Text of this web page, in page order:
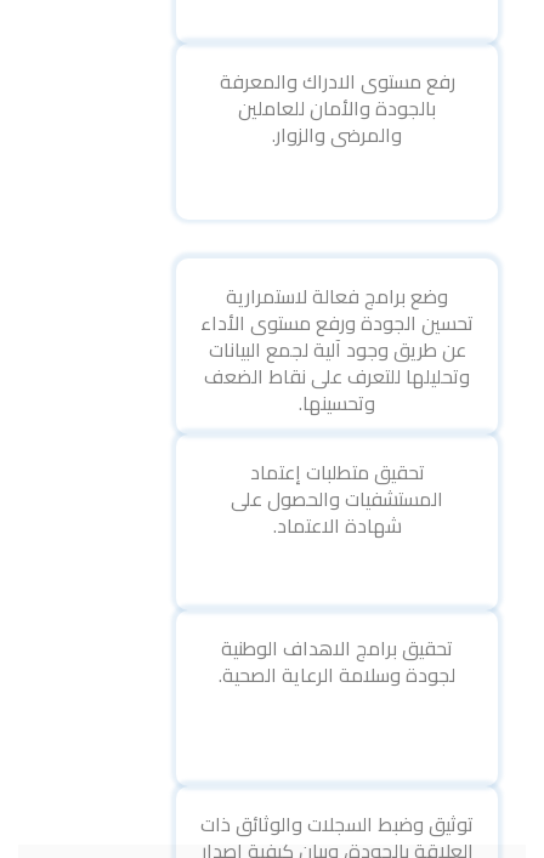
رفع مستوى الادراك والمعرفة
بالجودة والأمان للعاملين
والمرضى والزوار.
وضع برامج فعالة لاستمرارية
تحسين الجودة ورفع مستوى الأداء
عن طريق وجود آلية لجمع البيانات
وتحليلها للتعرف على نقاط الضعف
وتحسينها.
تحقيق متطلبات إعتماد
المستشفيات والحصول على
شهادة الاعتماد.
تحقيق برامج الاهداف الوطنية
لجودة وسلامة الرعاية الصحية.
توثيق وضبط السجلات والوثائق ذات
العلاقة بالجودة، وبيان كيفية إصدار